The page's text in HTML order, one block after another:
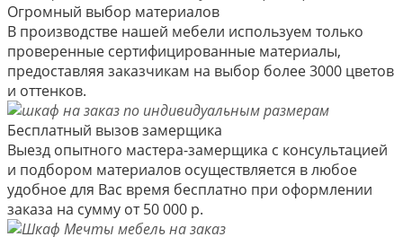
Огромный выбор материалов
В производстве нашей мебели используем только
проверенные сертифицированные материалы,
предоставляя заказчикам на выбор более 3000 цветов
и оттенков.
Бесплатный вызов замерщика
Выезд опытного мастера-замерщика с консультацией
и подбором материалов осуществляется в любое
удобное для Вас время бесплатно при оформлении
заказа на сумму от 50 000 р.